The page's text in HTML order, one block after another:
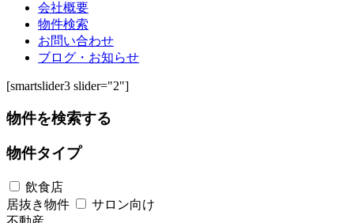
会社概要
物件検索
お問い合わせ
ブログ・お知らせ
[smartslider3 slider="2"]
物件を検索する
物件タイプ
飲食店
居抜き物件
サロン向け